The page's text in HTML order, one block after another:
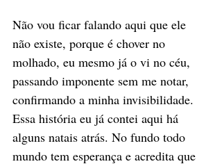
Não vou ficar falando aqui que ele
não existe, porque é chover no
molhado, eu mesmo já o vi no céu,
passando imponente sem me notar,
confirmando a minha invisibilidade.
Essa história eu já contei aqui há
alguns natais atrás. No fundo todo
mundo tem esperança e acredita que